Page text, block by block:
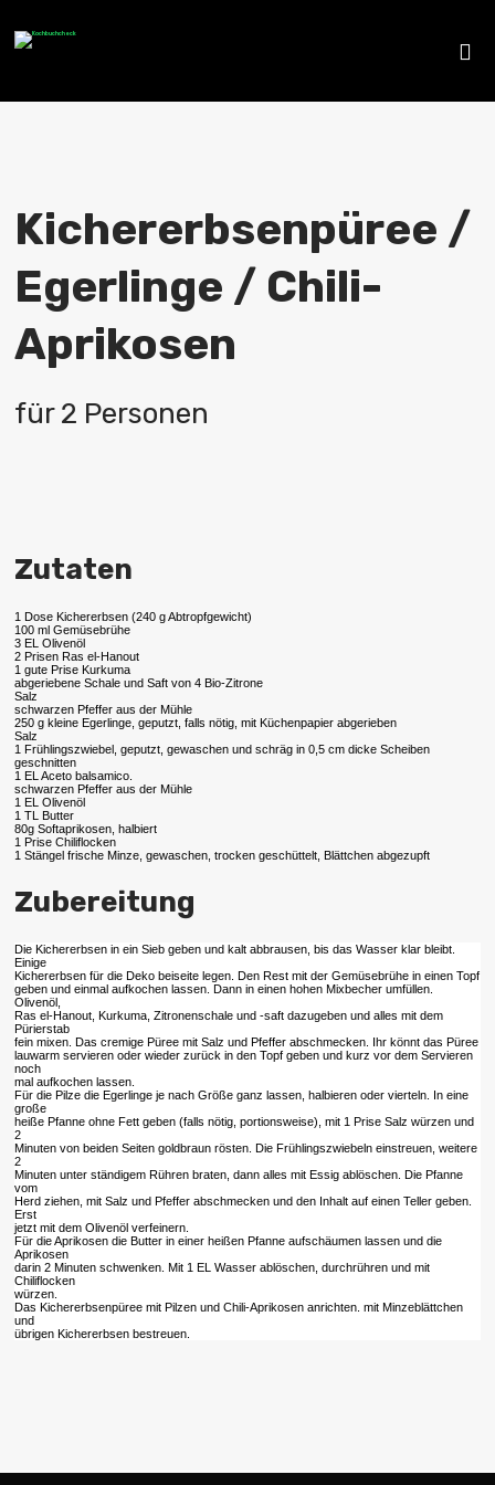
Kichererbsenpüree /
Egerlinge / Chili-
Aprikosen
für 2 Personen
Zutaten
1 Dose Kichererbsen (240 g Abtropfgewicht)
100 ml Gemüsebrühe
3 EL Olivenöl
2 Prisen Ras el-Hanout
1 gute Prise Kurkuma
abgeriebene Schale und Saft von 4 Bio-Zitrone
Salz
schwarzen Pfeffer aus der Mühle
250 g kleine Egerlinge, geputzt, falls nötig, mit Küchenpapier abgerieben
Salz
1 Frühlingszwiebel, geputzt, gewaschen und schräg in 0,5 cm dicke Scheiben
geschnitten
1 EL Aceto balsamico.
schwarzen Pfeffer aus der Mühle
1 EL Olivenöl
1 TL Butter
80g Softaprikosen, halbiert
1 Prise Chiliflocken
1 Stängel frische Minze, gewaschen, trocken geschüttelt, Blättchen abgezupft
Zubereitung
Die Kichererbsen in ein Sieb geben und kalt abbrausen, bis das Wasser klar bleibt.
Einige
Kichererbsen für die Deko beiseite legen. Den Rest mit der Gemüsebrühe in einen Topf
geben und einmal aufkochen lassen. Dann in einen hohen Mixbecher umfüllen.
Olivenöl,
Ras el-Hanout, Kurkuma, Zitronenschale und -saft dazugeben und alles mit dem
Pürierstab
fein mixen. Das cremige Püree mit Salz und Pfeffer abschmecken. Ihr könnt das Püree
lauwarm servieren oder wieder zurück in den Topf geben und kurz vor dem Servieren
noch
mal aufkochen lassen.
Für die Pilze die Egerlinge je nach Größe ganz lassen, halbieren oder vierteln. In eine
große
heiße Pfanne ohne Fett geben (falls nötig, portionsweise), mit 1 Prise Salz würzen und
2
Minuten von beiden Seiten goldbraun rösten. Die Frühlingszwiebeln einstreuen, weitere
2
Minuten unter ständigem Rühren braten, dann alles mit Essig ablöschen. Die Pfanne
vom
Herd ziehen, mit Salz und Pfeffer abschmecken und den Inhalt auf einen Teller geben.
Erst
jetzt mit dem Olivenöl verfeinern.
Für die Aprikosen die Butter in einer heißen Pfanne aufschäumen lassen und die
Aprikosen
darin 2 Minuten schwenken. Mit 1 EL Wasser ablöschen, durchrühren und mit
Chiliflocken
würzen.
Das Kichererbsenpüree mit Pilzen und Chili-Aprikosen anrichten. mit Minzeblättchen
und
übrigen Kichererbsen bestreuen.